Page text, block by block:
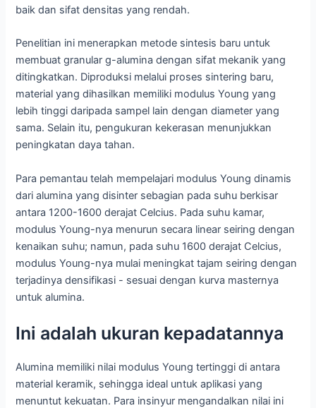
baik dan sifat densitas yang rendah.
Penelitian ini menerapkan metode sintesis baru untuk
membuat granular g-alumina dengan sifat mekanik yang
ditingkatkan. Diproduksi melalui proses sintering baru,
material yang dihasilkan memiliki modulus Young yang
lebih tinggi daripada sampel lain dengan diameter yang
sama. Selain itu, pengukuran kekerasan menunjukkan
peningkatan daya tahan.
Para pemantau telah mempelajari modulus Young dinamis
dari alumina yang disinter sebagian pada suhu berkisar
antara 1200-1600 derajat Celcius. Pada suhu kamar,
modulus Young-nya menurun secara linear seiring dengan
kenaikan suhu; namun, pada suhu 1600 derajat Celcius,
modulus Young-nya mulai meningkat tajam seiring dengan
terjadinya densifikasi - sesuai dengan kurva masternya
untuk alumina.
Ini adalah ukuran kepadatannya
Alumina memiliki nilai modulus Young tertinggi di antara
material keramik, sehingga ideal untuk aplikasi yang
menuntut kekuatan. Para insinyur mengandalkan nilai ini